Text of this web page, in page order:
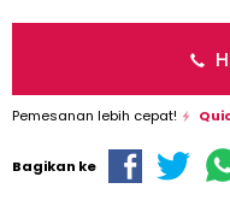
Pemesanan lebih cepat!
Bagikan ke